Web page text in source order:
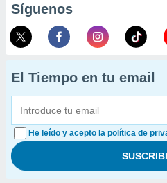
Síguenos
El Tiempo en tu email
He leído y acepto la política de